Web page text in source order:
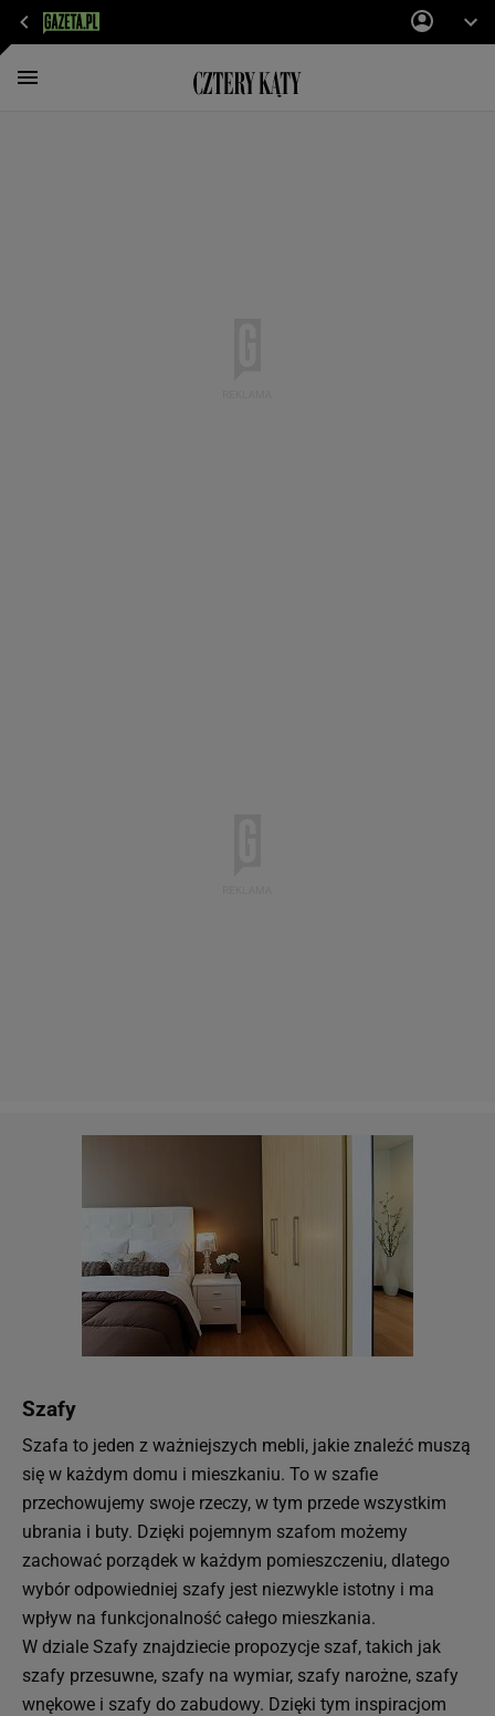
Szafy
Szafa to jeden z ważniejszych mebli, jakie znaleźć muszą
się w każdym domu i mieszkaniu. To w szafie
przechowujemy swoje rzeczy, w tym przede wszystkim
ubrania i buty. Dzięki pojemnym szafom możemy
zachować porządek w każdym pomieszczeniu, dlatego
wybór odpowiedniej szafy jest niezwykle istotny i ma
wpływ na funkcjonalność całego mieszkania.
W dziale Szafy znajdziecie propozycje szaf, takich jak
szafy przesuwne, szafy na wymiar, szafy narożne, szafy
wnękowe i szafy do zabudowy. Dzięki tym inspiracjom